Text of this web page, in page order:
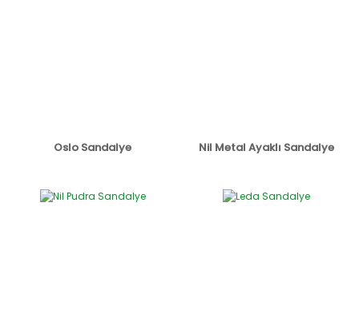
Oslo Sandalye Nil Metal Ayaklı Sandalye